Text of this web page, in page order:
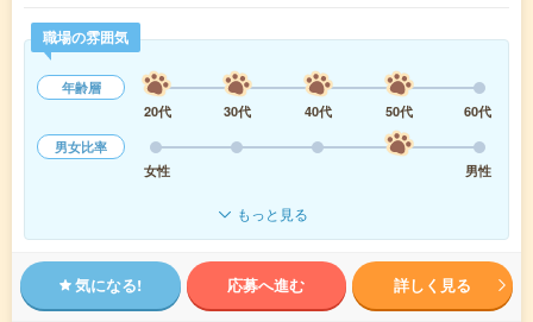
職場の雰囲気
年齢層
20代
30代 40代 50代
60代
男女比率
女性
男性
もっと見る
気になる! 応募へ進む 詳しく見る